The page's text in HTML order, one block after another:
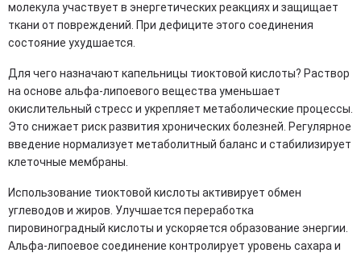
молекула участвует в энергетических реакциях и защищает
ткани от повреждений. При дефиците этого соединения
состояние ухудшается.
Для чего назначают капельницы тиоктовой кислоты? Раствор
на основе альфа-липоевого вещества уменьшает
окислительный стресс и укрепляет метаболические процессы.
Это снижает риск развития хронических болезней. Регулярное
введение нормализует метаболитный баланс и стабилизирует
клеточные мембраны.
Использование тиоктовой кислоты активирует обмен
углеводов и жиров. Улучшается переработка
пировиноградный кислоты и ускоряется образование энергии.
Альфа-липоевое соединение контролирует уровень сахара и